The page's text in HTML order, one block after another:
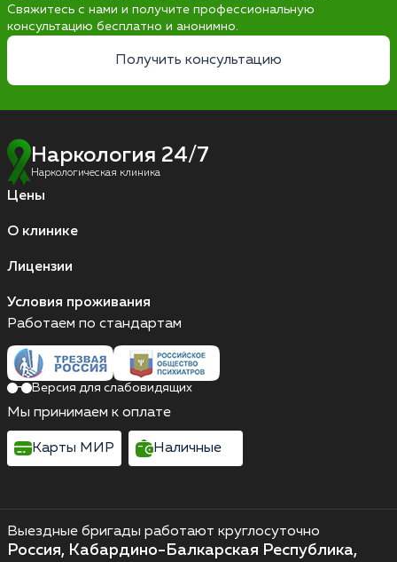
Свяжитесь с нами и получите профессиональную
консультацию бесплатно и анонимно.
Получить консультацию
Наркология 24/7
Наркологическая клиника
Цены
О клинике
Лицензии
Условия проживания
Выездные бригады работают круглосуточно
Россия, Кабардино-Балкарская Республика,
Работаем по стандартам
Версия для слабовидящих
Мы принимаем к оплате
Карты МИР Наличные